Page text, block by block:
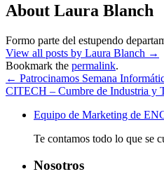
About Laura Blanch
Formo parte del estupendo
View all posts by Laura Blanch →
Bookmark the permalink.
← Patrocinamos Semana
CITECH – Cumbre de Industria y
Equipo de Marketing de
Te contamos todo lo que se
Nosotros